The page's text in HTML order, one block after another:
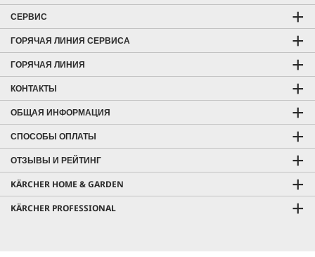
СЕРВИС
ГОРЯЧАЯ ЛИНИЯ СЕРВИСА
ГОРЯЧАЯ ЛИНИЯ
КОНТАКТЫ
ОБЩАЯ ИНФОРМАЦИЯ
СПОСОБЫ ОПЛАТЫ
ОТЗЫВЫ И РЕЙТИНГ
KÄRCHER HOME & GARDEN
KÄRCHER PROFESSIONAL